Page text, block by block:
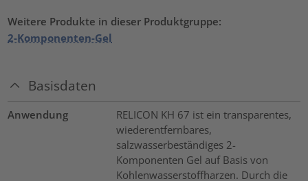
Weitere Produkte in dieser Produktgruppe:
2-Komponenten-Gel
Basisdaten
Anwendung
RELICON KH 67 ist ein transparentes,
wiederentfernbares,
salzwasserbeständiges 2-
Komponenten Gel auf Basis von
Kohlenwasserstoffharzen. Durch die